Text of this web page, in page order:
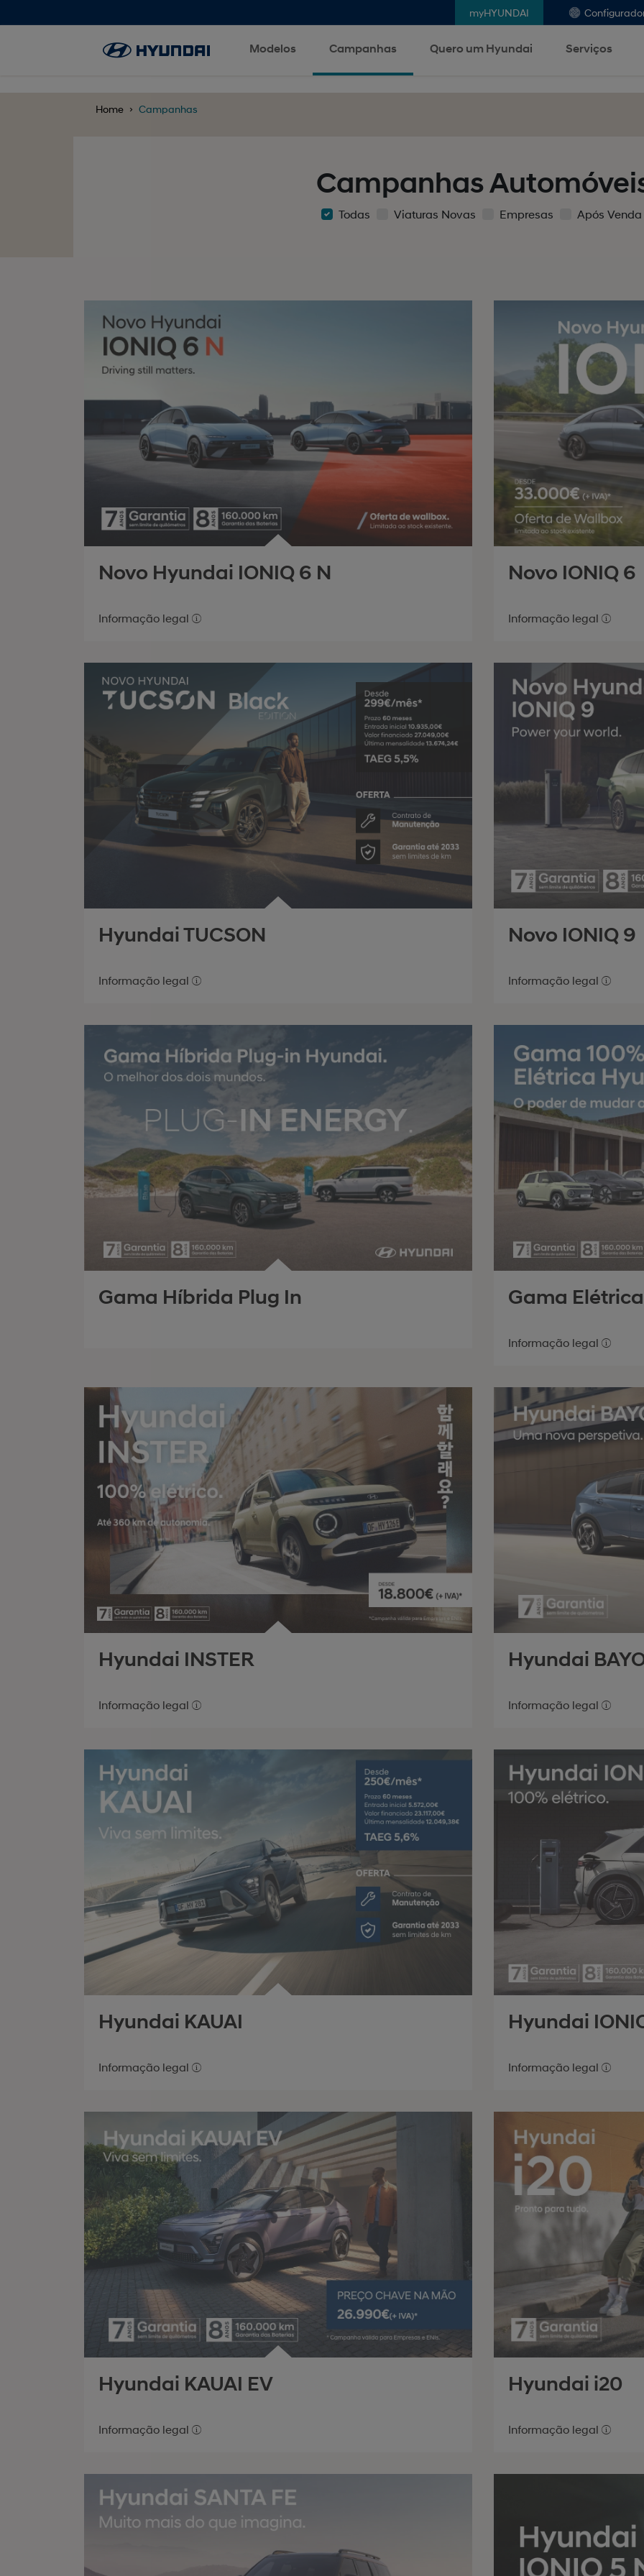
myHYUNDAI
Modelos Campanhas Quero um Hyundai Serviços
Home Campanhas
Campanhas
Todas Viaturas Novas Empresas Após Venda
Novo Hyundai IONIQ 6 N
Informação legal
Novo IONIQ 6
Informação legal
Hyundai TUCSON
Informação legal
Novo IONIQ 9
Informação legal
Gama Híbrida Plug In Gama Elétrica
Informação legal
Hyundai INSTER
Informação legal
Hyundai
Informação legal
Hyundai KAUAI
Informação legal
Hyundai
Informação legal
Hyundai KAUAI EV
Informação legal
Hyundai i20
Informação legal